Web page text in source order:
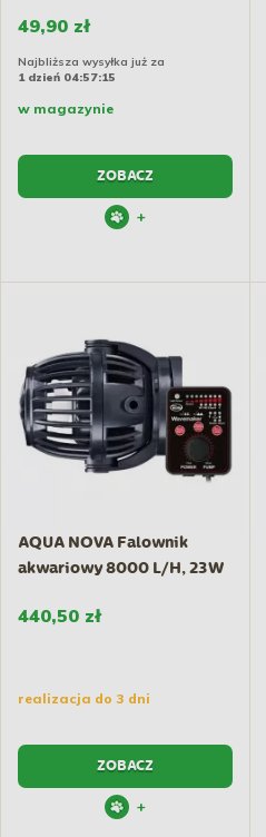
49,90 zł
Najbliższa wysyłka już za
1 dzień 04:57:14
w magazynie
ZOBACZ
+
AQUA NOVA Falownik
akwariowy 8000 L/H, 23W
440,50 zł
realizacja do 3 dni
ZOBACZ
+